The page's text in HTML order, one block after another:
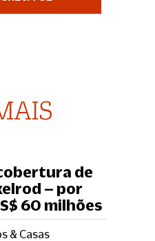
de
– por
60 milhões
& Casas